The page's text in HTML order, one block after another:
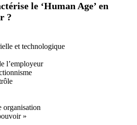
le ‘Human Age’ en
?
et technologique
l’employeur
organisation
»